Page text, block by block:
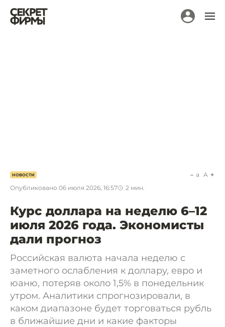
НОВОСТИ
Опубликовано 06 июля 2026, 16:57 2 мин.
a A
Курс доллара на неделю 6–12
июля 2026 года. Экономисты
дали прогноз
Российская валюта начала неделю с
заметного ослабления к доллару, евро и
юаню, потеряв около 1,5% в понедельник
утром. Аналитики спрогнозировали, в
каком диапазоне будет торговаться рубль
в ближайшие дни и какие факторы